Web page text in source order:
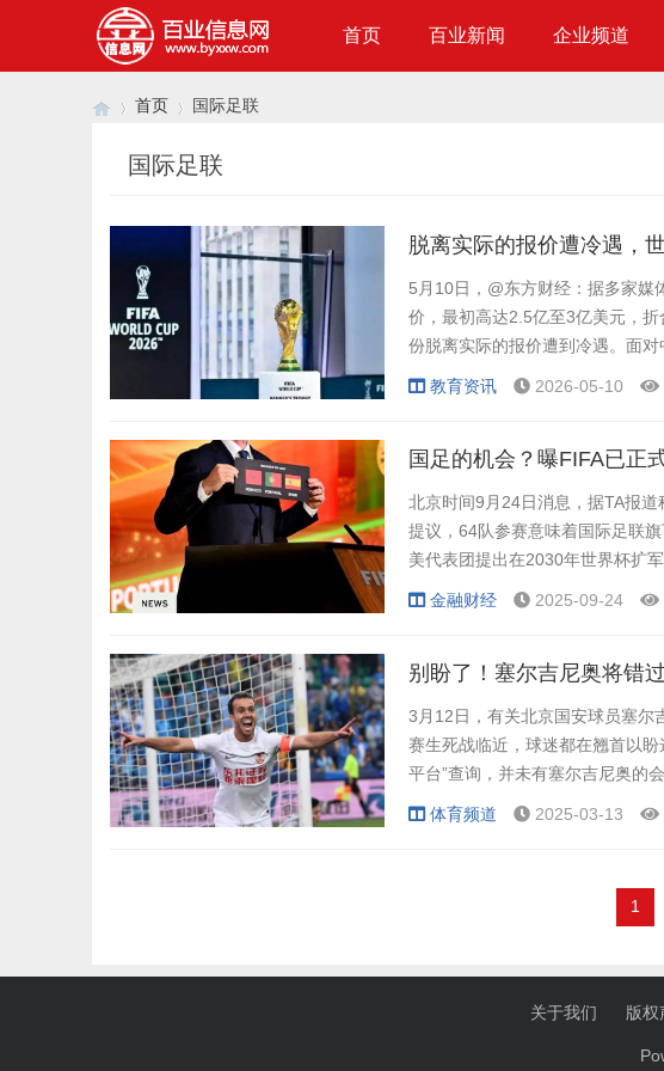
首页 百业新闻 企业频道
首页 国际足联
国际足联
脱离实际的报价遭冷遇，
5月10日，@东方财经：据多家媒
价，最初高达2.5亿至3亿美元，
份脱离实际的报价遭到冷遇。面
降至1.2亿美元至1.5亿美元区间。
教育资讯 2026-05-10
国足的机会？曝FIFA已正
北京时间9月24日消息，据TA报
提议，64队参赛意味着国际足联
美代表团提出在2030年世界杯扩
损害世界杯这项赛事，中北美及
金融财经 2025-09-24
别盼了！塞尔吉尼奥将错
3月12日，有关北京国安球员塞尔
赛生死战临近，球迷都在翘首以
平台”查询，并未有塞尔吉尼奥的
塞尔吉尼奥来自巴西，今年即将
体育频道 2025-03-13
1
关于我们 版权